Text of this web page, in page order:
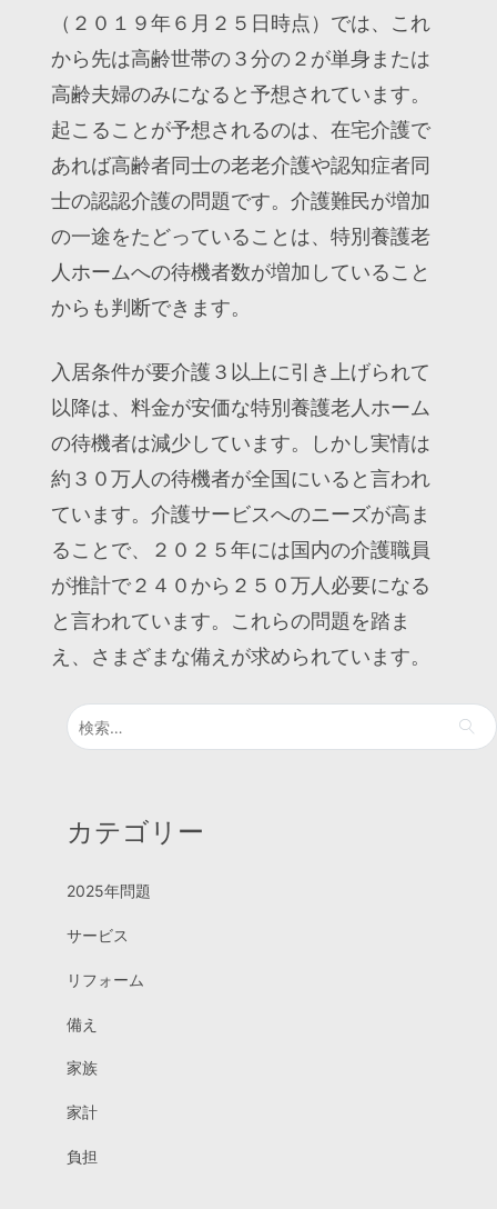
（２０１９年６月２５日時点）では、これ
から先は高齢世帯の３分の２が単身または
高齢夫婦のみになると予想されています。
起こることが予想されるのは、在宅介護で
あれば高齢者同士の老老介護や認知症者同
士の認認介護の問題です。介護難民が増加
の一途をたどっていることは、特別養護老
人ホームへの待機者数が増加していること
からも判断できます。
入居条件が要介護３以上に引き上げられて
以降は、料金が安価な特別養護老人ホーム
の待機者は減少しています。しかし実情は
約３０万人の待機者が全国にいると言われ
ています。介護サービスへのニーズが高ま
ることで、２０２５年には国内の介護職員
が推計で２４０から２５０万人必要になる
と言われています。これらの問題を踏ま
え、さまざまな備えが求められています。
検
索:
カテゴリー
2025年問題
サービス
リフォーム
備え
家族
家計
負担